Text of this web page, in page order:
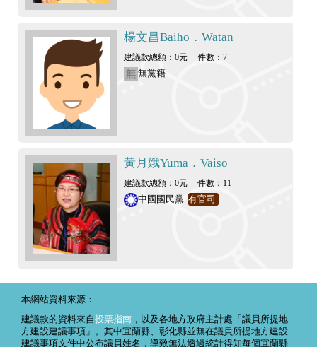
楊文昌Baiho．Watan
建議款總額：0元 件數：7
無黨籍
黃月娥Yuma．Vaiso
建議款總額：0元 件數：11
中國國民黨 有官司
本網站資料來源：
建議款的資料來自投票指南 ，以及各地方政府主計處「議員所提地
方建設建議事項」。其中宜蘭縣、彰化縣並無在議員所提地方建設
建議事項文件中公布議員姓名，導致無法透過統計得知每個宜蘭縣